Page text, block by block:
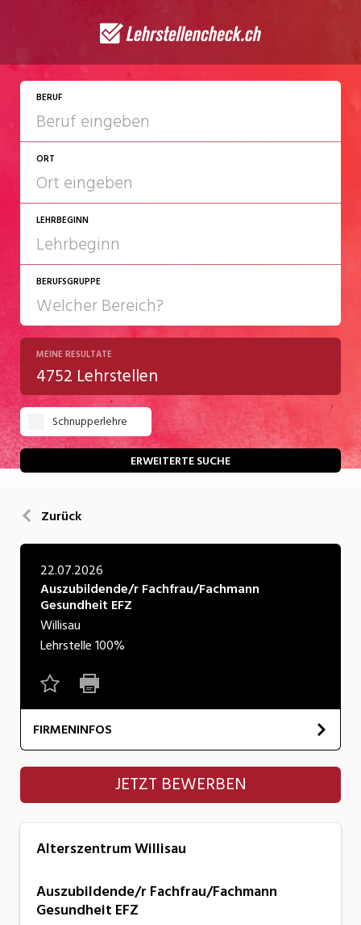
BERUF
ORT
LEHRBEGINN
2027
2028
BERUFSGRUPPE
Chemie/Pharma
Gastgewerbe
Gesundheit/Pflege/Soziales
Handwerk/Technik
Kultur
Natur
Verkehr/Logistik
Wirtschaft/Verwaltung
MEINE RESULTATE
4752 Lehrstellen
Schnupperlehre
ERWEITERTE SUCHE
Zurück
22.07.2026
Auszubildende/r Fachfrau/Fachmann
Gesundheit EFZ
Willisau
Lehrstelle100%
FIRMENINFOS
Alterszentrum Willisau
JETZT BEWERBEN
Alterszentrum Willisau
Auszubildende/r Fachfrau/Fachmann
Gesundheit EFZ